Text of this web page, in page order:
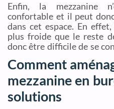
Enfin, la mezzanine
confortable et il peut
dans cet espace. En
plus froide que le reste
donc être difficile de se
Comment
mezzanine en
solutions